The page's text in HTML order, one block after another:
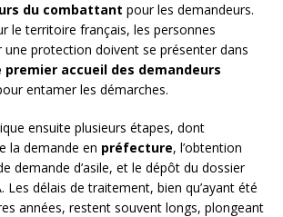
du combattant pour les demandeurs.
le territoire français, les personnes
protection doivent se présenter dans
accueil des demandeurs
entamer les démarches.
ensuite plusieurs étapes, dont
la demande en préfecture, l’obtention
demande d’asile, et le dépôt du dossier
Les délais de traitement, bien qu’ayant été
années, restent souvent longs, plongeant